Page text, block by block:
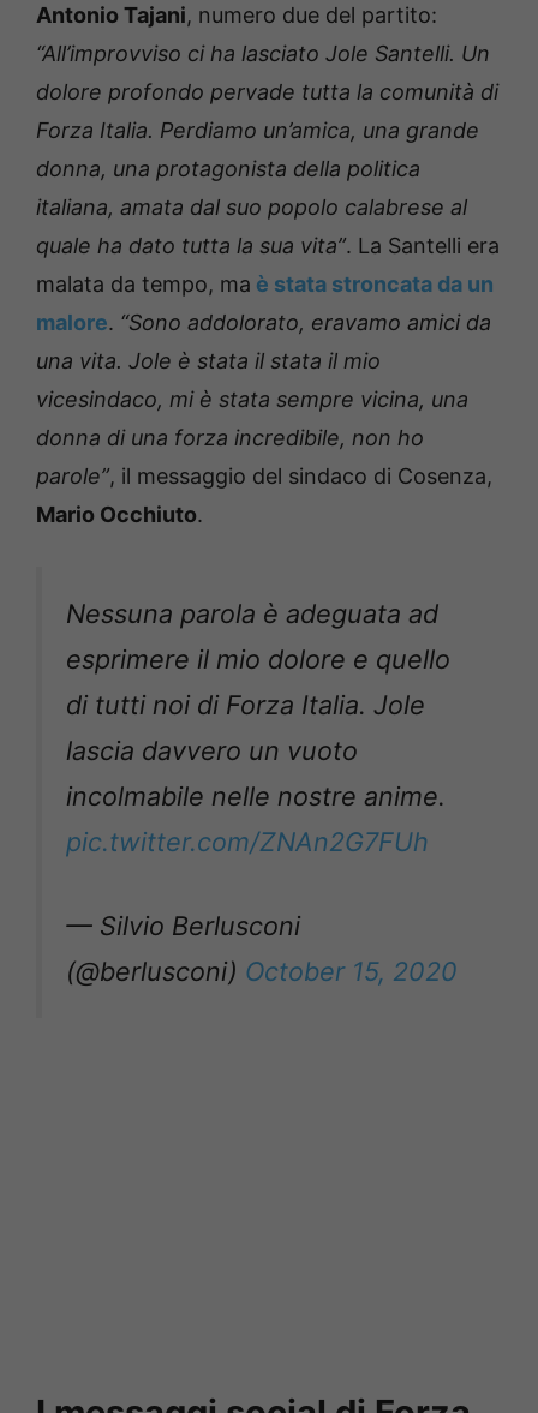
Antonio Tajani, numero due del partito:
“All’improvviso ci ha lasciato Jole Santelli. Un
dolore profondo pervade tutta la comunità di
Forza Italia. Perdiamo un’amica, una grande
donna, una protagonista della politica
italiana, amata dal suo popolo calabrese al
quale ha dato tutta la sua vita”. La Santelli era
malata da tempo, ma è stata stroncata da un
malore. “Sono addolorato, eravamo amici da
una vita. Jole è stata il stata il mio
vicesindaco, mi è stata sempre vicina, una
donna di una forza incredibile, non ho
parole”, il messaggio del sindaco di Cosenza,
Mario Occhiuto.
Nessuna parola è adeguata ad
esprimere il mio dolore e quello
di tutti noi di Forza Italia. Jole
lascia davvero un vuoto
incolmabile nelle nostre anime.
pic.twitter.com/ZNAn2G7FUh
— Silvio Berlusconi
(@berlusconi) October 15, 2020